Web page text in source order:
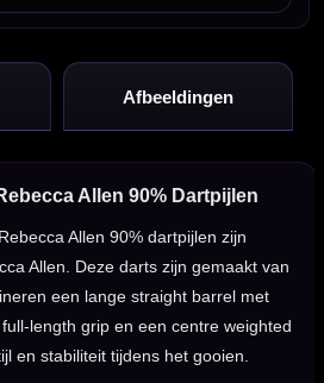
Afbeeldingen
Allen 90% Dartpijlen
Allen 90% dartpijlen zijn
Allen. Deze darts zijn gemaakt van
een lange straight barrel met
length grip en een centre weighted
en stabiliteit tijdens het gooien.